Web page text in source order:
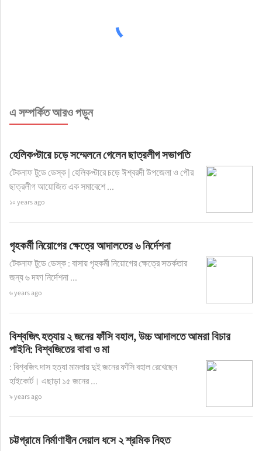
এ সম্পর্কিত আরও পড়ুন
হেলিকপ্টারে চড়ে সম্মেলনে গেলেন ছাত্রলীগ সভাপতি
টেকনাফ টুডে ডেস্ক | হেলিকপ্টারে চড়ে ঈশ্বরদী উপজেলা ও পৌর
ছাত্রলীগ আয়োজিত এক সমাবেশে ...
১০ years ago
গৃহকর্মী নিয়োগের ক্ষেত্রে আদালতের ৬ নির্দেশনা
টেকনাফ টুডে ডেস্ক : বাসায় গৃহকর্মী নিয়োগের ক্ষেত্রে সতর্কতার
জন্য ৬ দফা নির্দেশনা ...
৬ years ago
বিশ্বজিৎ হত্যায় ২ জনের ফাঁসি বহাল, উচ্চ আদালতে আমরা বিচার
পাইনি: বিশ্বজিতের বাবা ও মা
: বিশ্বজিৎ দাস হত্যা মামলায় দুই জনের ফাঁসি বহাল রেখেছেন
হাইকোর্ট। এছাড়া ১৫ জনের ...
৯ years ago
চট্টগ্রামে নির্মাণাধীন দেয়াল ধসে ২ শ্রমিক নিহত